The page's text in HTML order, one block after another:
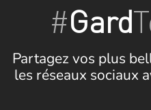
#Gard
Partagez vos plus
les réseaux sociaux